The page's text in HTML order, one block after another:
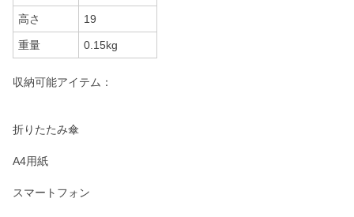
高さ 19
重量 0.15kg
収納可能アイテム：
折りたたみ傘
A4用紙
スマートフォン